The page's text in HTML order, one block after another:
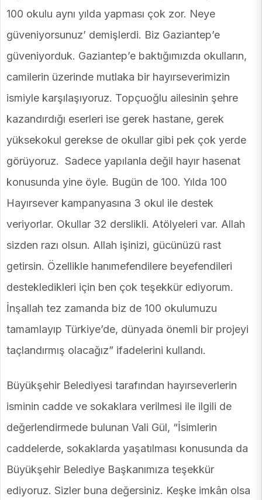
100 okulu aynı yılda yapması çok zor. Neye
güveniyorsunuz’ demişlerdi. Biz Gaziantep’e
güveniyorduk. Gaziantep’e baktığımızda okulların,
camilerin üzerinde mutlaka bir hayırseverimizin
ismiyle karşılaşıyoruz. Topçuoğlu ailesinin şehre
kazandırdığı eserleri ise gerek hastane, gerek
yüksekokul gerekse de okullar gibi pek çok yerde
görüyoruz. Sadece yapılanla değil hayır hasenat
konusunda yine öyle. Bugün de 100. Yılda 100
Hayırsever kampanyasına 3 okul ile destek
veriyorlar. Okullar 32 derslikli. Atölyeleri var. Allah
sizden razı olsun. Allah işinizi, gücünüzü rast
getirsin. Özellikle hanımefendilere beyefendileri
destekledikleri için ben çok teşekkür ediyorum.
İnşallah tez zamanda biz de 100 okulumuzu
tamamlayıp Türkiye’de, dünyada önemli bir projeyi
taçlandırmış olacağız” ifadelerini kullandı.
Büyükşehir Belediyesi tarafından hayırseverlerin
isminin cadde ve sokaklara verilmesi ile ilgili de
değerlendirmede bulunan Vali Gül, “İsimlerin
caddelerde, sokaklarda yaşatılması konusunda da
Büyükşehir Belediye Başkanımıza teşekkür
ediyoruz. Sizler buna değersiniz. Keşke imkân olsa